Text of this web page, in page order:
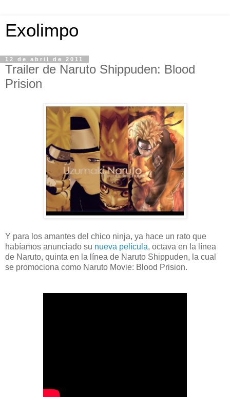
Exolimpo
12 de abril de 2011
Trailer de Naruto Shippuden: Blood
Prision
Y para los amantes del chico ninja, ya hace un rato que
habíamos anunciado su nueva película, octava en la línea
de Naruto, quinta en la línea de Naruto Shippuden, la cual
se promociona como Naruto Movie: Blood Prision.